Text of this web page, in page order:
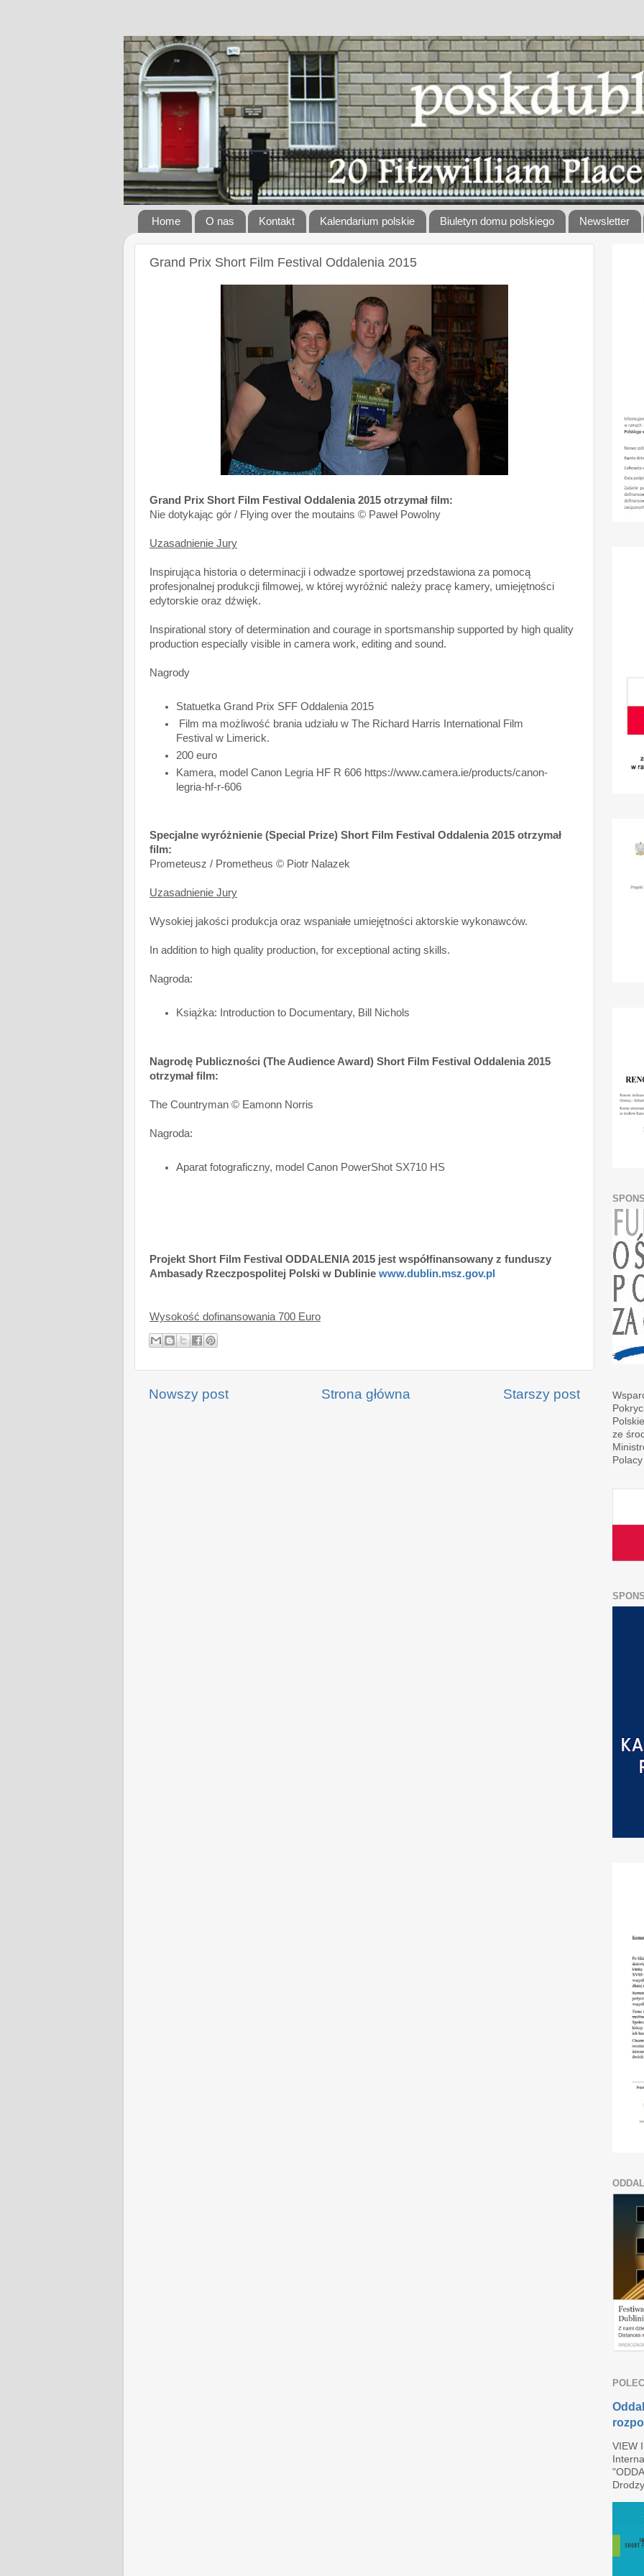
Home O nas Kontakt Kalendarium polskie Biuletyn domu polskiego Newsletter
Grand Prix Short Film Festival Oddalenia 2015
Grand Prix Short Film Festival Oddalenia 2015 otrzymał film:
Nie dotykając gór / Flying over the moutains © Paweł Powolny
Uzasadnienie Jury
Inspirująca historia o determinacji i odwadze sportowej przedstawiona za pomocą
profesjonalnej produkcji filmowej, w której wyróżnić należy pracę kamery, umiejętności
edytorskie oraz dźwięk.
Inspirational story of determination and courage in sportsmanship supported by high quality
production especially visible in camera work, editing and sound.
Nagrody
Statuetka Grand Prix SFF Oddalenia 2015
Film ma możliwość brania udziału w The Richard Harris International Film
Festival w Limerick.
200 euro
Kamera, model Canon Legria HF R 606 https://www.camera.ie/products/canon-
legria-hf-r-606
Specjalne wyróżnienie (Special Prize) Short Film Festival Oddalenia 2015 otrzymał
film:
Prometeusz / Prometheus © Piotr Nalazek
Uzasadnienie Jury
Wysokiej jakości produkcja oraz wspaniałe umiejętności aktorskie wykonawców.
In addition to high quality production, for exceptional acting skills.
Nagroda:
Książka: Introduction to Documentary, Bill Nichols
Nagrodę Publiczności (The Audience Award) Short Film Festival Oddalenia 2015
otrzymał film:
The Countryman © Eamonn Norris
Nagroda:
Aparat fotograficzny, model Canon PowerShot SX710 HS
Projekt Short Film Festival ODDALENIA 2015 jest współfinansowany z funduszy
Ambasady Rzeczpospolitej Polski w Dublinie www.dublin.msz.gov.pl
Wysokość dofinansowania 700 Euro
Nowszy post Starszy post
Strona główna
ze
VIEW